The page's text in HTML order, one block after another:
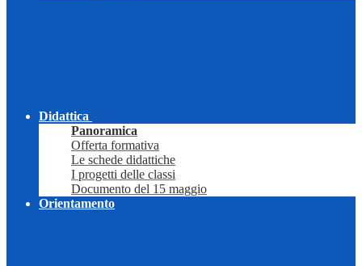
Didattica
Panoramica
Offerta formativa
Le schede didattiche
I progetti delle classi
Documento del 15 maggio
Orientamento